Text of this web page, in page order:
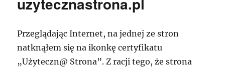
Przeglądając Internet, na jednej ze stron
natknąłem się na ikonkę certyfikatu
„Użyteczn@ Strona”. Z racji tego, że strona